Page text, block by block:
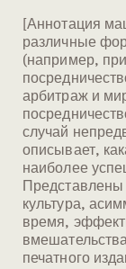
[Аннотация
различные
(например,
арбитраж и
случай
описывает,
наиболее
Представлены
культура,
время,
печатного